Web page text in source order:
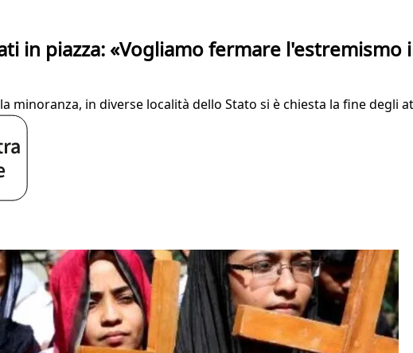
in piazza: «Vogliamo fermare l'estremismo
minoranza, in diverse località dello Stato si è chiesta la fine